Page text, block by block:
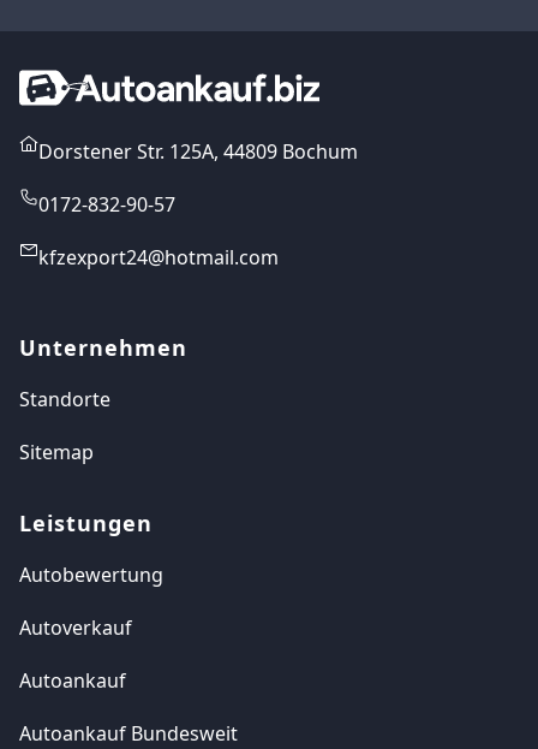
Dorstener Str. 125A, 44809 Bochum
0172-832-90-57
kfzexport24@hotmail.com
Unternehmen
Standorte
Sitemap
Leistungen
Autobewertung
Autoverkauf
Autoankauf
Autoankauf Bundesweit